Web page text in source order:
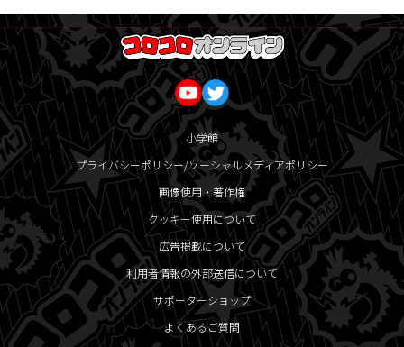
小学館
プライバシーポリシー/ソーシャルメディアポリシー
画像使用・著作権
クッキー使用について
広告掲載について
利用者情報の外部送信について
サポーターショップ
よくあるご質問